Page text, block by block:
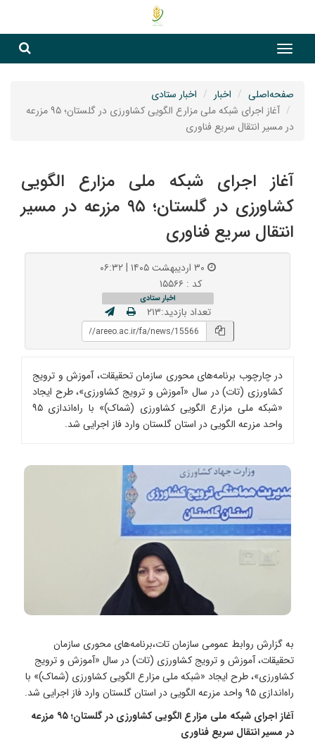
صفحه‌اصلی اخبار
اخبار ستادی
آغاز اجرای شبکه ملی مزارع الگویی کشاورزی در گلستان؛ ۹۵ مزرعه
در مسیر انتقال سریع فناوری
آغاز اجرای شبکه ملی مزارع الگویی
کشاورزی در گلستان؛ ۹۵ مزرعه در مسیر
انتقال سریع فناوری
کد : ۱۵۵۶۶
اخبار ستادی
تعداد بازدید:۲۱۳
در چارچوب برنامه‌های محوری سازمان تحقیقات، آموزش و ترویج
کشاورزی (تات) در سال «آموزش و ترویج کشاورزی»، طرح ایجاد
«شبکه ملی مزارع الگویی کشاورزی (شماک)» با راه‌اندازی ۹۵
واحد مزرعه الگویی در استان گلستان وارد فاز اجرایی شد.
به گزارش روابط عمومی سازمان تات،برنامه‌های محوری سازمان
تحقیقات، آموزش و ترویج کشاورزی (تات) در سال «آموزش و ترویج
کشاورزی»، طرح ایجاد «شبکه ملی مزارع الگویی کشاورزی (شماک)» با
راه‌اندازی ۹۵ واحد مزرعه الگویی در استان گلستان وارد فاز اجرایی شد.
آغاز اجرای شبکه ملی مزارع الگویی کشاورزی در گلستان؛ ۹۵ مزرعه
در مسیر انتقال سریع فناوری